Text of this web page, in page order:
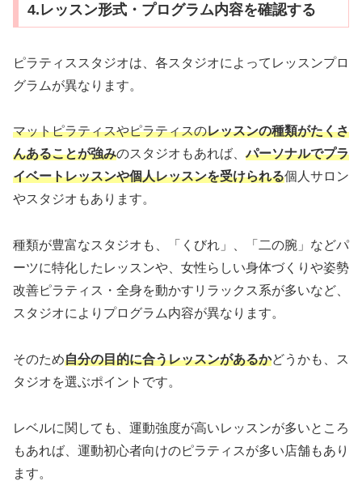
4.レッスン形式・プログラム内容を確認する
ピラティススタジオは、各スタジオによってレッスンプロ
グラムが異なります。
マットピラティスやピラティスのレッスンの種類がたくさ
んあることが強みのスタジオもあれば、パーソナルでプラ
イベートレッスンや個人レッスンを受けられる個人サロン
やスタジオもあります。
種類が豊富なスタジオも、「くびれ」、「二の腕」などパ
ーツに特化したレッスンや、女性らしい身体づくりや姿勢
改善ピラティス・全身を動かすリラックス系が多いなど、
スタジオによりプログラム内容が異なります。
そのため自分の目的に合うレッスンがあるかどうかも、ス
タジオを選ぶポイントです。
レベルに関しても、運動強度が高いレッスンが多いところ
もあれば、運動初心者向けのピラティスが多い店舗もあり
ます。